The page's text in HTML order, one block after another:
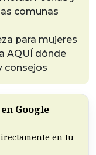
comunas
para mujeres
AQUÍ dónde
consejos
Google
en tu